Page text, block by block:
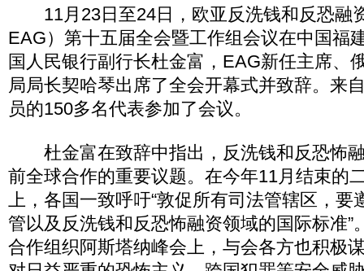
11月23日至24日，欧亚反洗钱和反恐融
EAG）第十五届全会暨工作组会议在中国福
国人民银行副行长杜金富，EAG新任主席、
局局长契哈琴出席了全会开幕式并致辞。来
员的150多名代表参加了会议。
杜金富在致辞中指出，反洗钱和反恐怖
前全球合作的重要议题。在今年11月结束的
上，各国一致呼吁“敦促所有司法管辖区，要
管以及反洗钱和反恐怖融资领域的国际标准”
合作组织阿斯塔纳峰会上，与会各方也积极